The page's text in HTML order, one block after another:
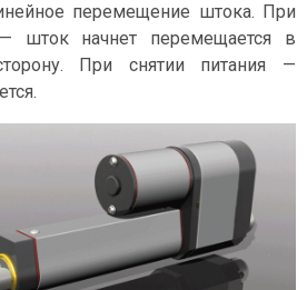
перемещение штока. При
шток начнет перемещается в
При снятии питания —